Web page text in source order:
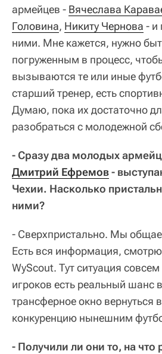
армейцев - Вячеслава
Головина, Никиту Чернова - и
ними. Мне кажется, нужно
погруженным в процесс,
вызываются те или иные
старший тренер, есть
Думаю, пока их достаточно
разобраться с молодежной
- Сразу два молодых
Дмитрий Ефремов-
Чехии. Насколько
ними?
- Сверхпристально. Мы
Есть вся информация,
WyScout. Тут ситуация
игроков есть реальный шанс
трансферное окно вернуться
конкуренцию нынешним
- Получили ли они то, на что